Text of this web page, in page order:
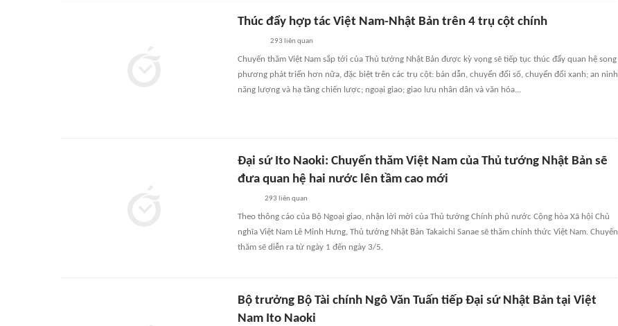
Thúc đẩy hợp tác Việt Nam-Nhật Bản trên 4 trụ cột chính
293 liên quan
Chuyến thăm Việt Nam sắp tới của Thủ tướng Nhật Bản được kỳ vọng sẽ tiếp tục thúc đẩy quan hệ song
phương phát triển hơn nữa, đặc biệt trên các trụ cột: bán dẫn, chuyển đổi số, chuyển đổi xanh; an ninh
năng lượng và hạ tầng chiến lược; ngoại giao; giao lưu nhân dân và văn hóa...
Đại sứ Ito Naoki: Chuyến thăm Việt Nam của Thủ tướng Nhật Bản sẽ
đưa quan hệ hai nước lên tầm cao mới
293 liên quan
Theo thông cáo của Bộ Ngoại giao, nhận lời mời của Thủ tướng Chính phủ nước Cộng hòa Xã hội Chủ
nghĩa Việt Nam Lê Minh Hưng, Thủ tướng Nhật Bản Takaichi Sanae sẽ thăm chính thức Việt Nam. Chuyến
thăm sẽ diễn ra từ ngày 1 đến ngày 3/5.
Bộ trưởng Bộ Tài chính Ngô Văn Tuấn tiếp Đại sứ Nhật Bản tại Việt
Nam Ito Naoki